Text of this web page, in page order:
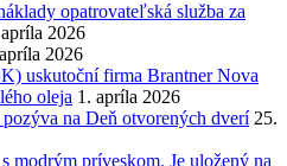
opatrovateľská služba za
2026
2026
uskutoční firma Brantner Nova
oleja 1. apríla 2026
na Deň otvorených dverí 25.
modrým príveskom. Je uložený na